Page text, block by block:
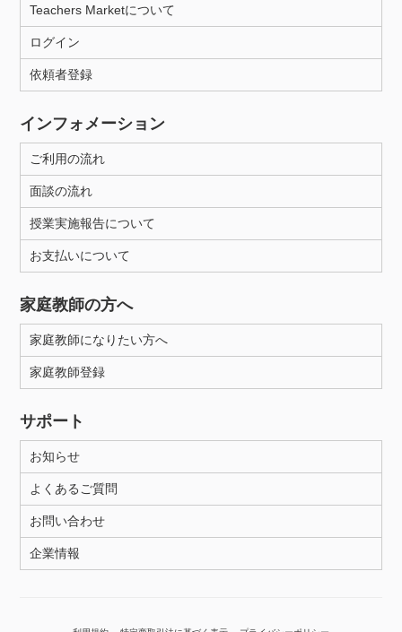
所属大学
距離：15km以内
年齢：18-101歳
Teachers Marketについて
ログイン
依頼者登録
インフォメーション
ご利用の流れ
面談の流れ
授業実施報告について
お支払いについて
家庭教師の方へ
家庭教師になりたい方へ
家庭教師登録
サポート
お知らせ
よくあるご質問
お問い合わせ
企業情報